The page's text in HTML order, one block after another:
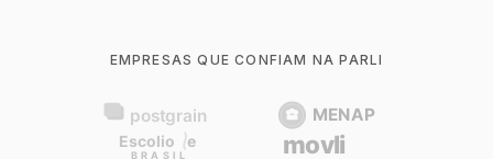
EMPRESAS QUE CONFIAM NA PARLI